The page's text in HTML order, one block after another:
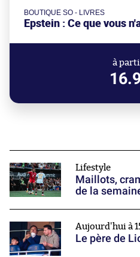
BOUTIQUE SO - LIVRES
Epstein : Ce que vous
à
Lifestyle
Maillots,
de la
Aujourd'hui à
Le père de